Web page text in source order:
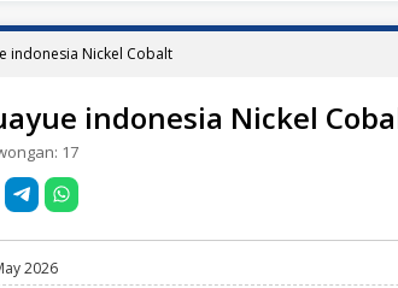
indonesia Nickel Cobalt
indonesia Nickel
17
2026